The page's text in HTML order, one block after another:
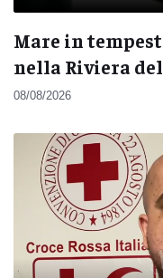
Mare in
nella Riviera
08/08/2026